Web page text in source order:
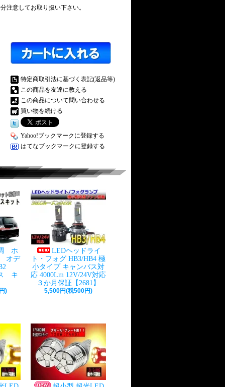
意してお取り扱い下さい。
特定商取引法に基づく表記(返品等)
この商品を友達に教える
この商品について問い合わせる
買い物を続ける
Yahoo!ブックマークに登録する
はてなブックマークに登録する
ホ
オデ
キ
)
LEDヘッドライ
ト・フォグ HB3/HB4 極
小タイプ キャンバス対
応 4000Lm 12V/24V対応
３か月保証【2681】
5,500円(税500円)